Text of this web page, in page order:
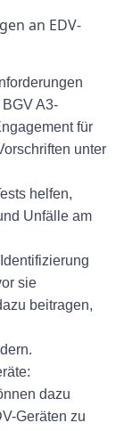
an EDV-
A3-
für
unter
helfen,
Unfälle am
sie
beitragen,
dazu
Geräten zu